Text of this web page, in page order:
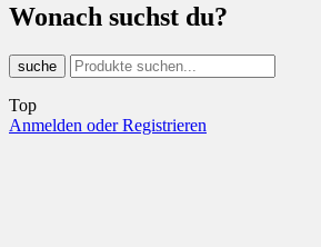
Wonach suchst du?
suche
Top
Anmelden oder Registrieren